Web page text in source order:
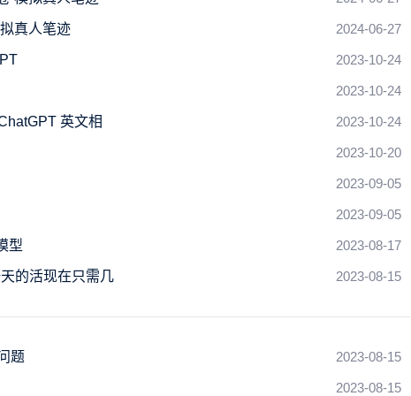
2024-06-27
真人笔迹
2023-10-24
2023-10-24
2023-10-24
英文相
2023-10-20
2023-09-05
2023-09-05
2023-08-17
型
2023-08-15
的活现在只需几
2023-08-15
题
2023-08-15